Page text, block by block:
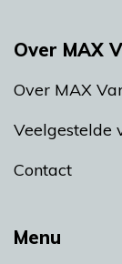
Menu
Over MAX
Over MAX
Veelgestelde
Contact